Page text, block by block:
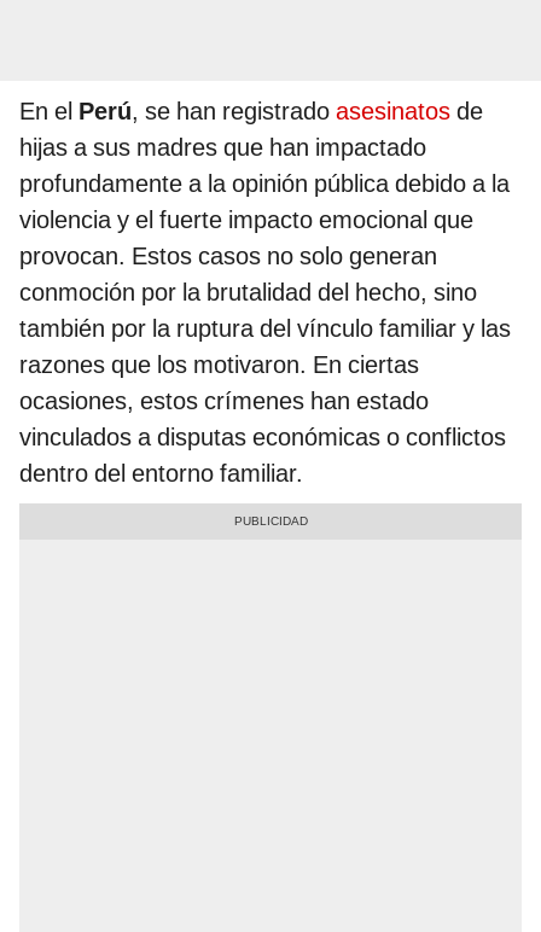
En el Perú, se han registrado asesinatos de
hijas a sus madres que han impactado
profundamente a la opinión pública debido a la
violencia y el fuerte impacto emocional que
provocan. Estos casos no solo generan
conmoción por la brutalidad del hecho, sino
también por la ruptura del vínculo familiar y las
razones que los motivaron. En ciertas
ocasiones, estos crímenes han estado
vinculados a disputas económicas o conflictos
dentro del entorno familiar.